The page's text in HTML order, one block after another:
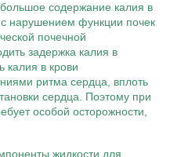
содержание калия в
нарушением функции почек
почечной
задержка калия в
в крови
ритма сердца, вплоть
сердца. Поэтому при
особой осторожности,
жидкости для